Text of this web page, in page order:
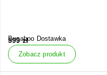
Bugaboo Dostawka
599zł
Zobacz produkt